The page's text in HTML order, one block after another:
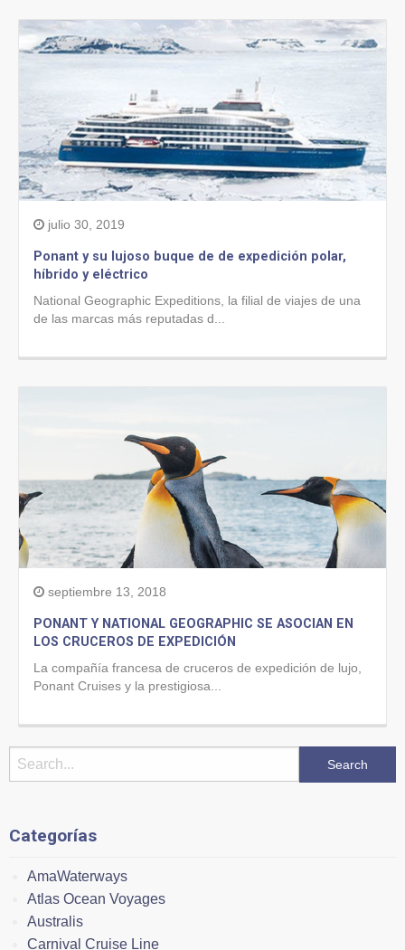
julio 30, 2019
Ponant y su lujoso buque de de expedición polar,
híbrido y eléctrico
National Geographic Expeditions, la filial de viajes de una
de las marcas más reputadas d...
septiembre 13, 2018
PONANT Y NATIONAL GEOGRAPHIC SE ASOCIAN EN
LOS CRUCEROS DE EXPEDICIÓN
La compañía francesa de cruceros de expedición de lujo,
Ponant Cruises y la prestigiosa...
Categorías
AmaWaterways
Atlas Ocean Voyages
Australis
Carnival Cruise Line